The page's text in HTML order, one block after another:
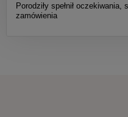
Porodziły spełnił
zamówienia